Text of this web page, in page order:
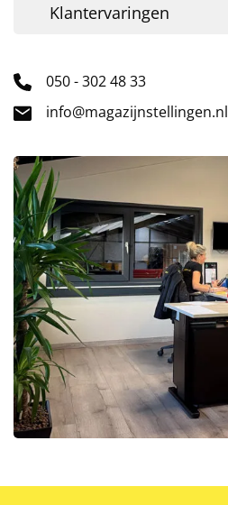
Klantervaringen
050 - 302 48 33
info@magazijnstellingen.nl